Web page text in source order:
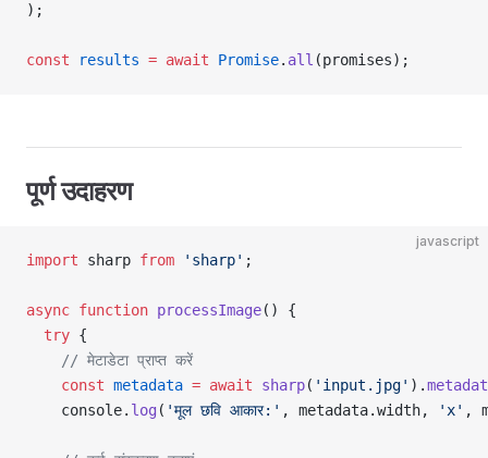
);
const results = await Promise. all (promises);
पूर्ण उदाहरण
javascript
import sharp from 'sharp' ;
async function processImage() {
  try
{
    // मेटाडेटा प्राप्त करें
    const
metadata = await sharp( 'input.jpg' ).
    console.
log ( 'मूल छवि आकार:' , metadata.width, 'x' ,